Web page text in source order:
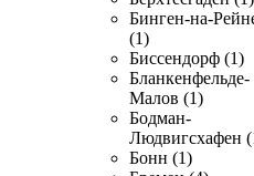
Бинген-на-
(1)
Биссендорф (1)
Бланкенфельде-
Малов (1)
Бодман-
Людвигсхафен
Бонн (1)